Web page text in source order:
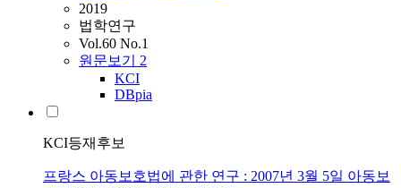
2019
법학연구
Vol.60 No.1
원문보기 2
KCI
DBpia
KCI등재후보
프랑스 아동보호법에 관한 연구 : 2007년 3월 5일 아동보